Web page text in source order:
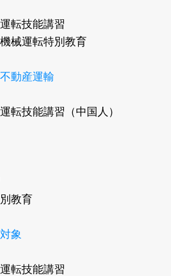
転技能講習
械運転特別教育
動産運輸
転技能講習（中国人）
教育
象
転技能講習